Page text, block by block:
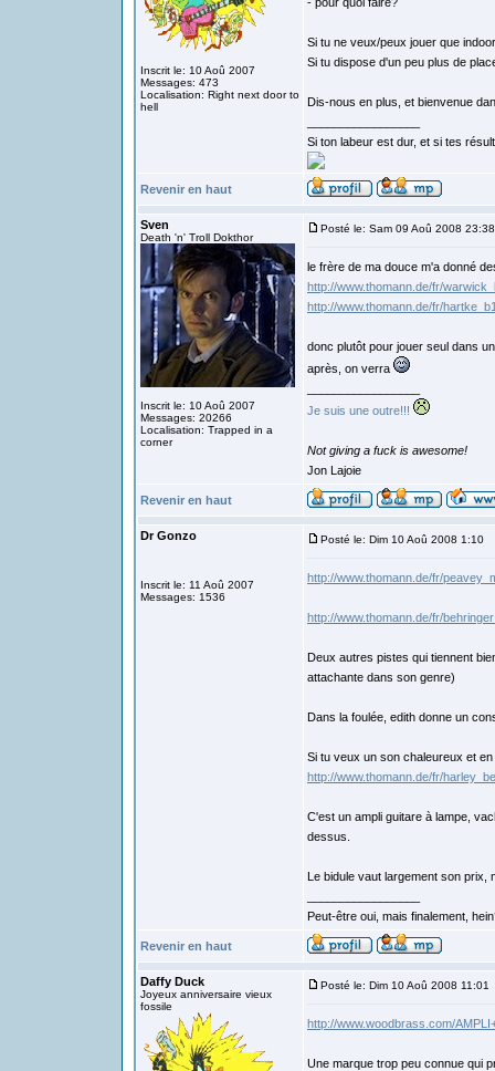
Inscrit le: 10 Aoû 2007
Messages: 473
Localisation: Right next door to
hell
Si tu ne veux/peux jouer que
Si tu dispose d'un peu plus de
Dis-nous en plus, et bienvenue
Si ton labeur est dur, et si tes
Revenir en haut
Sven
Death 'n' Troll Dokthor
Inscrit le: 10 Aoû 2007
Messages: 20266
Localisation: Trapped in a
corner
Posté le: Sam 09 Aoû 2008 23:38
le frère de ma douce m'a donné
http://www.thomann.de/fr/
http://www.thomann.de/fr/
donc plutôt pour jouer seul dans
après, on verra
Je suis une outre!!!
Not giving a fuck is awesome!
Jon Lajoie
Revenir en haut
Dr Gonzo
Inscrit le: 11 Aoû 2007
Messages: 1536
Posté le: Dim 10 Aoû 2008 1:10
http://www.thomann.de/fr/
http://www.thomann.de/fr/
Deux autres pistes qui tiennent
attachante dans son genre)
Dans la foulée, edith donne un
Si tu veux un son chaleureux et
http://www.thomann.de/fr/
C'est un ampli guitare à lampe,
dessus.
Le bidule vaut largement son prix,
Peut-être oui, mais finalement,
Revenir en haut
Daffy Duck
Joyeux anniversaire vieux
fossile
Posté le: Dim 10 Aoû 2008 11:01
http://www.woodbrass.com/
Une marque trop peu connue qui